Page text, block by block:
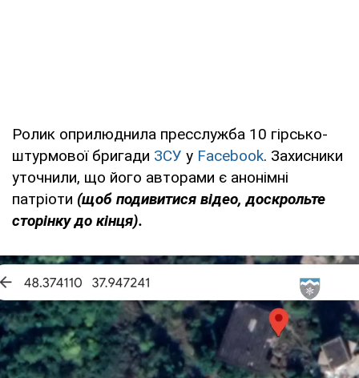
Ролик оприлюднила пресслужба 10 гірсько-
штурмової бригади ЗСУ у Facebook. Захисники
уточнили, що його авторами є анонімні
патріоти (щоб подивитися відео, доскрольте
сторінку до кінця).